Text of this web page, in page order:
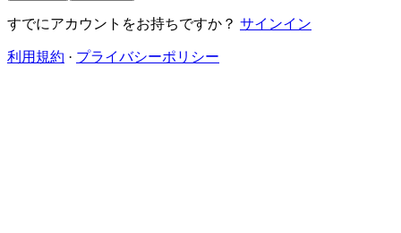
すでにアカウントをお持ちですか？ サインイン
利用規約 · プライバシーポリシー